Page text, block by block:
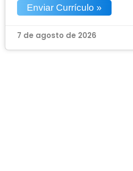
Enviar Currículo »
7 de agosto de 2026